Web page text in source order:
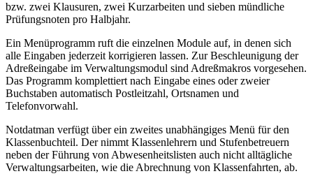
bzw. zwei Klausuren, zwei Kurzarbeiten und sieben mündliche
Prüfungsnoten pro Halbjahr.
Ein Menüprogramm ruft die einzelnen Module auf, in denen sich
alle Eingaben jederzeit korrigieren lassen. Zur Beschleunigung der
Adreßeingabe im Verwaltungsmodul sind Adreßmakros vorgesehen.
Das Programm komplettiert nach Eingabe eines oder zweier
Buchstaben automatisch Postleitzahl, Ortsnamen und
Telefonvorwahl.
Notdatman verfügt über ein zweites unabhängiges Menü für den
Klassenbuchteil. Der nimmt Klassenlehrern und Stufenbetreuern
neben der Führung von Abwesenheitslisten auch nicht alltägliche
Verwaltungsarbeiten, wie die Abrechnung von Klassenfahrten, ab.